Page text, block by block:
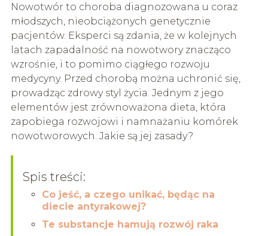
Nowotwór to choroba diagnozowana u coraz
młodszych, nieobciążonych genetycznie
pacjentów. Eksperci są zdania, że w kolejnych
latach zapadalność na nowotwory znacząco
wzrośnie, i to pomimo ciągłego rozwoju
medycyny. Przed chorobą można uchronić się,
prowadząc zdrowy styl życia. Jednym z jego
elementów jest zrównoważona dieta, która
zapobiega rozwojowi i namnażaniu komórek
nowotworowych. Jakie są jej zasady?
Spis treści:
Co jeść, a czego unikać, będąc na
diecie antyrakowej?
Te substancje hamują rozwój raka